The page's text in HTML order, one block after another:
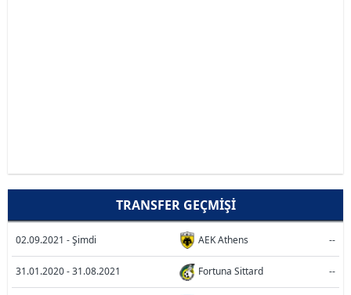
TRANSFER GEÇMIŞI
02.09.2021 - Şimdi AEK Athens --
31.01.2020 - 31.08.2021 Fortuna Sittard --